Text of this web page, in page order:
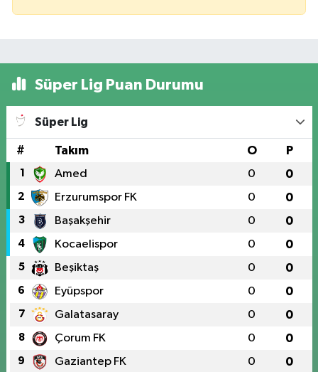
Süper Lig Puan Durumu
Süper Lig
# Takım O P
1 Amed 0 0
2 Erzurumspor FK 0 0
3 Başakşehir 0 0
4 Kocaelispor 0 0
5 Beşiktaş 0 0
6 Eyüpspor 0 0
7 Galatasaray 0 0
8 Çorum FK 0 0
9 Gaziantep FK 0 0